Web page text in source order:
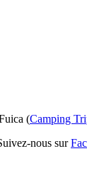
(Camping
nous sur